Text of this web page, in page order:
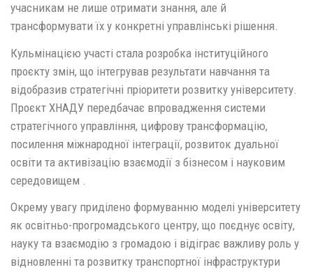
учасникам не лише отримати знання, але й
трансформувати їх у конкретні управлінські рішення.
Кульмінацією участі стала розробка інституційного
проєкту змін, що інтегрував результати навчання та
відобразив стратегічні пріоритети розвитку університету.
Проєкт ХНАДУ передбачає впровадження системи
стратегічного управління, цифрову трансформацію,
посилення міжнародної інтеграції, розвиток дуальної
освіти та активізацію взаємодії з бізнесом і науковим
середовищем .
Окрему увагу приділено формуванню моделі університету
як освітньо-прогромадського центру, що поєднує освіту,
науку та взаємодію з громадою і відіграє важливу роль у
відновленні та розвитку транспортної інфраструктури